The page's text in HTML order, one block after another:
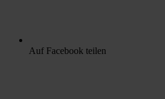
Auf Facebook teilen